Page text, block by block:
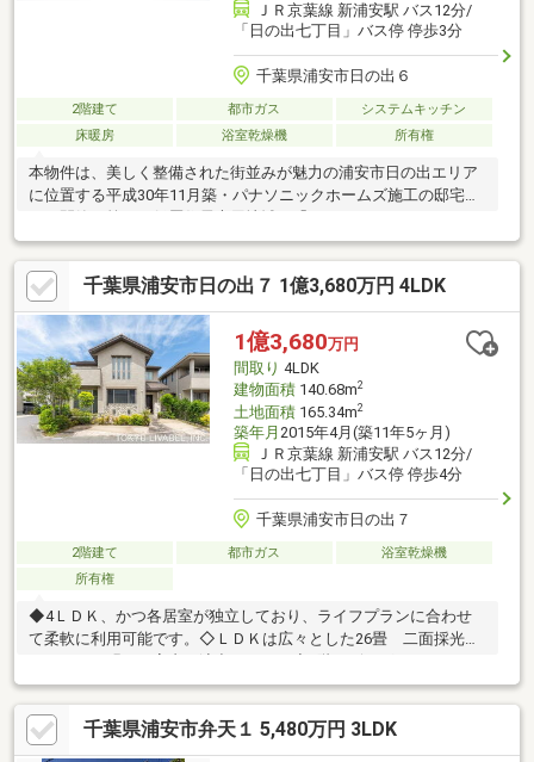
ＪＲ京葉線 新浦安駅 バス12分/
「日の出七丁目」バス停 停歩3分
千葉県浦安市日の出６
2階建て 都市ガス
システムキッチン
床暖房
浴室乾燥機 所有権
本物件は、美しく整備された街並みが魅力の浦安市日の出エリア
に位置する平成30年11月築・パナソニックホームズ施工の邸宅で
COUNTY」街区内に佇み国の基準をクリアした「長期優良住宅」
認定を取得しており、確かな基本性能を備えた安心の住まいで
す。■ スムーズな生活・家事動線と圧倒的な収納力日々の暮らし
やすさを追求した間取りも特長です。約6.4帖の2WAYウォークイ
ンクローゼットや、玄関周りをすっきり保てるシューズインクロ
ーゼットなど適材適所に豊富な収納を確保しています。
千葉県浦安市日の出７ 1億3,680万円 4LDK
1億3,680万円
間取り 4LDK
建物面積140.68m2
土地面積165.34m2
築年月 2015年4月(築11年5ヶ月)
ＪＲ京葉線 新浦安駅 バス12分/
「日の出七丁目」バス停 停歩4分
千葉県浦安市日の出７
2階建て 都市ガス
浴室乾燥機
所有権
◆4ＬＤＫ、かつ各居室が独立しており、ライフプランに合わせ
て柔軟に利用可能です。◇ＬＤＫは広々とした26畳 二面採光と
る家事室は広く取れており、料理・お洗濯等の導線が便利です。
◇玄関には広々としたシューズインクローゼット ゴルフバッ
ク・キャリーケース・ベビーカー置場等、様々な用途に利用可能
です。◆2階は各居室が独立しており、それぞれのお部屋が二面
千葉県浦安市弁天１ 5,480万円 3LDK